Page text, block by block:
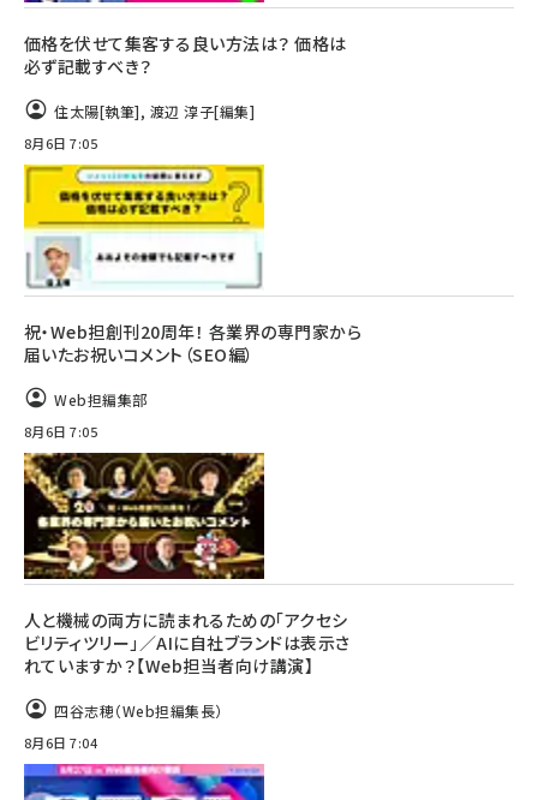
価格を伏せて集客する良い方法は？ 価格は
必ず記載すべき？
住太陽[執筆], 渡辺 淳子[編集]
8月6日 7:05
祝・Web担創刊20周年！ 各業界の専門家から
届いたお祝いコメント（SEO編）
Web担編集部
8月6日 7:05
人と機械の両方に読まれるための「アクセシ
ビリティツリー」／AIに自社ブランドは表示さ
れていますか？【Web担当者向け講演】
四谷志穂（Web担編集長）
8月6日 7:04